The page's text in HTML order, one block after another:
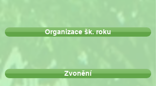
Organizace šk. roku
Zvonění